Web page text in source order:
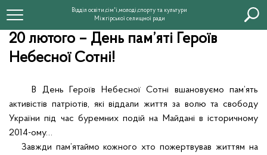
Відділ освіти,сім'ї,молоді,спорту та культури
Міжгірської селищної ради
20 лютого – День пам’яті Героїв
Небесної Сотні!
В День Героїв Небесної Сотні вшановуємо пам’ять
активістів патріотів, які віддали життя за волю та свободу
України під час буремних подій на Майдані в історичному
2014-ому…
Завжди пам’ятаймо кожного хто пожертвував життям на